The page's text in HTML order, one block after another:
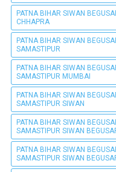
PATNA BIHAR SIWAN
CHHAPRA
PATNA BIHAR SIWAN
SAMASTIPUR
PATNA BIHAR SIWAN
SAMASTIPUR MUMBAI
PATNA BIHAR SIWAN
SAMASTIPUR SIWAN
PATNA BIHAR SIWAN
SAMASTIPUR SIWAN
PATNA BIHAR SIWAN
SAMASTIPUR SIWAN